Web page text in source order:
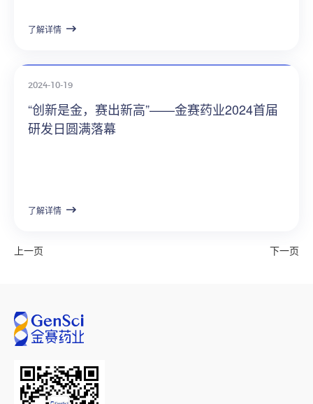
了解详情
2024-10-19
“创新是金，赛出新高”——金赛药业2024首届
研发日圆满落幕
了解详情
上一页 下一页